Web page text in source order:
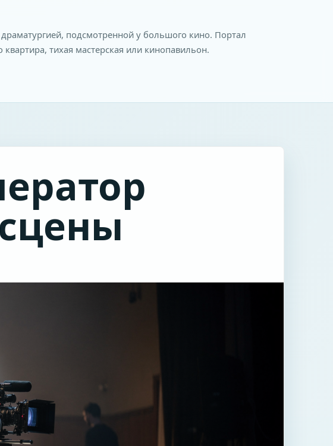
подсмотренной у большого кино. Портал
тихая мастерская или кинопавильон.